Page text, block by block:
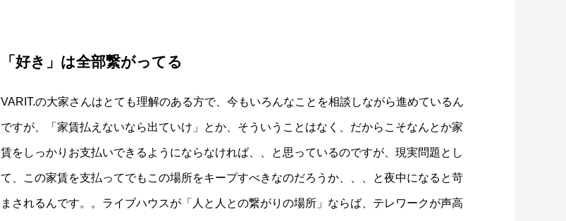
「好き」は全部繋がってる
VARIT.の大家さんはとても理解のある方で、今もいろんなことを相談しながら進めているん
ですが、「家賃払えないなら出ていけ」とか、そういうことはなく、だからこそなんとか家
賃をしっかりお支払いできるようにならなければ、、と思っているのですが、現実問題とし
て、この家賃を支払ってでもこの場所をキープすべきなのだろうか、、、と夜中になると苛
まされるんです。。ライブハウスが「人と人との繋がりの場所」ならば、テレワークが声高